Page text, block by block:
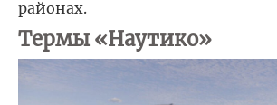
районах.
Термы «Наутико»